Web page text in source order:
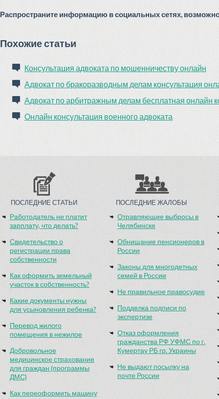
Распространите информацию в социальных сетях,
Похожие статьи
Консультация адвоката по мошенничеству онлайн
Адвокат по бракоразводным делам консультация
Адвокат по арбитражным делам бесплатная онлайн
Онлайн консультация военного адвоката
ПОСЛЕДНИЕ СТАТЬИ
Работодатель не платит
зарплату, что делать?
Свидетельство о
регистрации права
собственности
Как оформить земельный
участок в собственность?
Какие документы нужны
для усыновления ребенка?
Перевод жилого
помещения в нежилое
Добровольное
медицинское страхование
для граждан (программы
ДМС)
Как переоформить машину
ПОСЛЕДНИЕ ЖАЛОБЫ
Отравляющие выбросы в
Челябинске
Обнищание пенсионеров в
России
Законы для многодетных
семей в России
Не правильное правосудие
Подделка подписи по
экспертизе
Отказ оформления
гражданства РФ УФМС по г.
Кумертау РБ гр. Украины
Не выдают посылку на
почте России